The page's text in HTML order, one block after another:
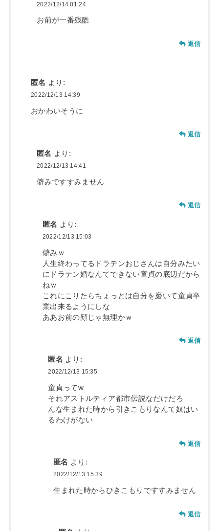
2022/12/14 01:24
お前が一番残酷
返信
匿名 より:
2022/12/13 14:39
おかわいそうに
返信
匿名 より:
2022/12/13 14:41
僻みですすみません
返信
匿名 より:
2022/12/13 15:03
僻みｗ
人生終わってるドラテンおじさんは自分みたい
にドラテン婚なんてできない童貞の底辺だから
ねｗ
これにこりたらちょっとは自分を磨いて童貞卒
業出来るようにしな
ああお前の顔じゃ無理かｗ
返信
匿名 より:
2022/12/13 15:35
童貞ってw
それアストルティア都市伝説なだけだろ
んな生まれた時から引きこもりなんて奴はい
るわけがない
返信
匿名 より:
2022/12/13 15:39
生まれた時からひきこもりですすみません
返信